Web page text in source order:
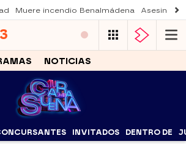
Muere incendio Benalmádena Asesinato
3
NOTICIAS
INVITADOS DENTRO DE